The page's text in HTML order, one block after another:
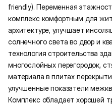
friendly). Переменная
комплекс комфортным для
архитектуре, улучшает
солнечного света во двор и
технология строительства
многослойных перегородок,
материала в плитах
улучшенные показатели
Комплекс обладает хорошей